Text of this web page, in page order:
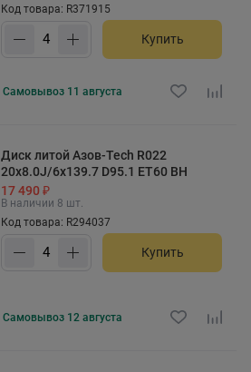
Код товара: R371915
Купить
Самовывоз 11 августа
Диск литой Азов-Tech R022
20x8.0J/6x139.7 D95.1 ET60 BH
17 490 ₽
В наличии 8 шт.
Код товара: R294037
Купить
Самовывоз 12 августа